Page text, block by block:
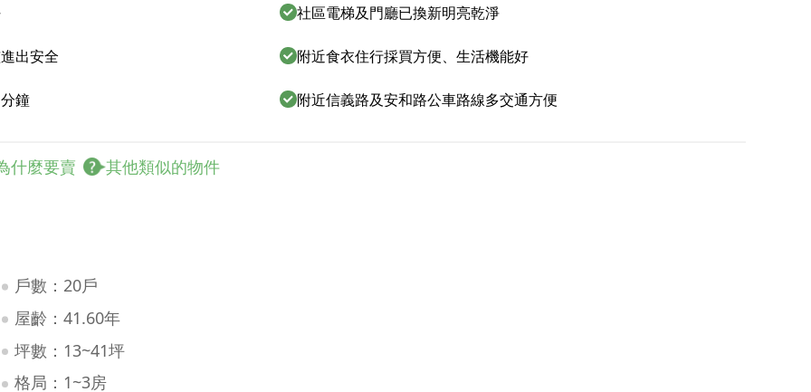
社區電梯及門廳已換新明亮乾淨
出安全 附近食衣住行採買方便、生活機能好
鐘 附近信義路及安和路公車路線多交通方便
什麼要賣 其他類似的物件
戶數：20戶
屋齡：41.60年
坪數：13~41坪
格局：1~3房